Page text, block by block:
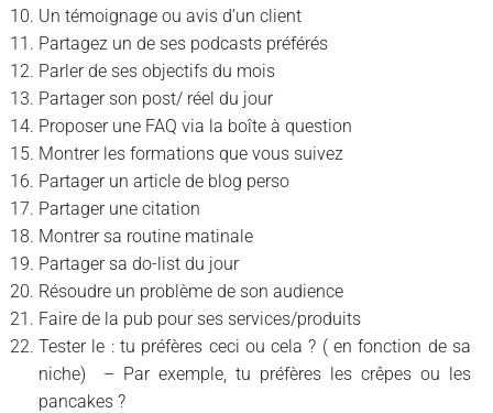
Un témoignage ou avis d’un client
Partagez un de ses podcasts préférés
Parler de ses objectifs du mois
Partager son post/ réel du jour
Proposer une FAQ via la boîte à question
Montrer les formations que vous suivez
Partager un article de blog perso
Partager une citation
Montrer sa routine matinale
Partager sa do-list du jour
Résoudre un problème de son audience
Faire de la pub pour ses services/produits
Tester le : tu préfères ceci ou cela ? ( en fonction de sa
niche) – Par exemple, tu préfères les crêpes ou les
pancakes ?